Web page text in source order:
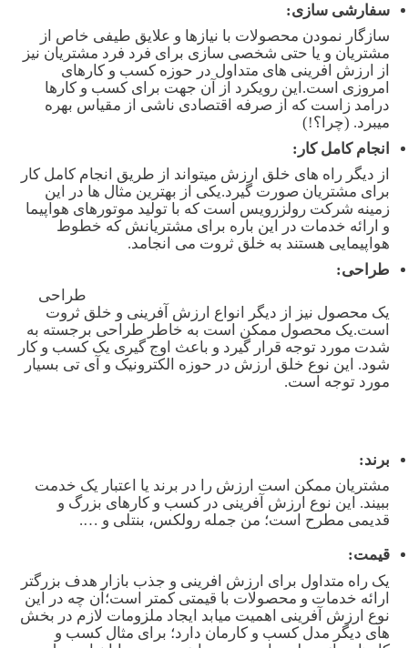
سفارشی سازی:
سازگار نمودن محصولات با نیازها و علایق طیفی خاص از
مشتریان و یا حتی شخصی سازی برای فرد فرد مشتریان نیز
از ارزش افرینی های متداول در حوزه کسب و کارهای
امروزی است.این رویکرد از آن جهت برای کسب و کارها
درامد زاست که از صرفه اقتصادی ناشی از مقیاس بهره
میبرد. (چرا؟!)
انجام کامل کار:
از دیگر راه های خلق ارزش میتواند از طریق انجام کامل کار
برای مشتریان صورت گیرد.یکی از بهترین مثال ها در این
زمینه شرکت رولزرویس است که با تولید موتورهای هواپیما
و ارائه خدمات در این باره برای مشتریانش که خطوط
هواپیمایی هستند به خلق ثروت می انجامد.
طراحی:
طراحی
یک محصول نیز از دیگر انواع ارزش آفرینی و خلق ثروت
است.یک محصول ممکن است به خاطر طراحی برجسته به
شدت مورد توجه قرار گیرد و باعث اوج گیری یک کسب و کار
شود. این نوع خلق ارزش در حوزه الکترونیک و آی تی بسیار
مورد توجه است.
برند:
مشتریان ممکن است ارزش را در برند یا اعتبار یک خدمت
ببیند. این نوع ارزش آفرینی در کسب و کارهای بزرگ و
قدیمی مطرح است؛ من جمله رولکس، بنتلی و ….
قیمت:
یک راه متداول برای ارزش افرینی و جذب بازار هدف بزرگتر
ارائه خدمات و محصولات با قیمتی کمتر است؛آن چه در این
نوع ارزش آفرینی اهمیت میابد ایجاد ملزومات لازم در بخش
های دیگر مدل کسب و کارمان دارد؛ برای مثال کسب و